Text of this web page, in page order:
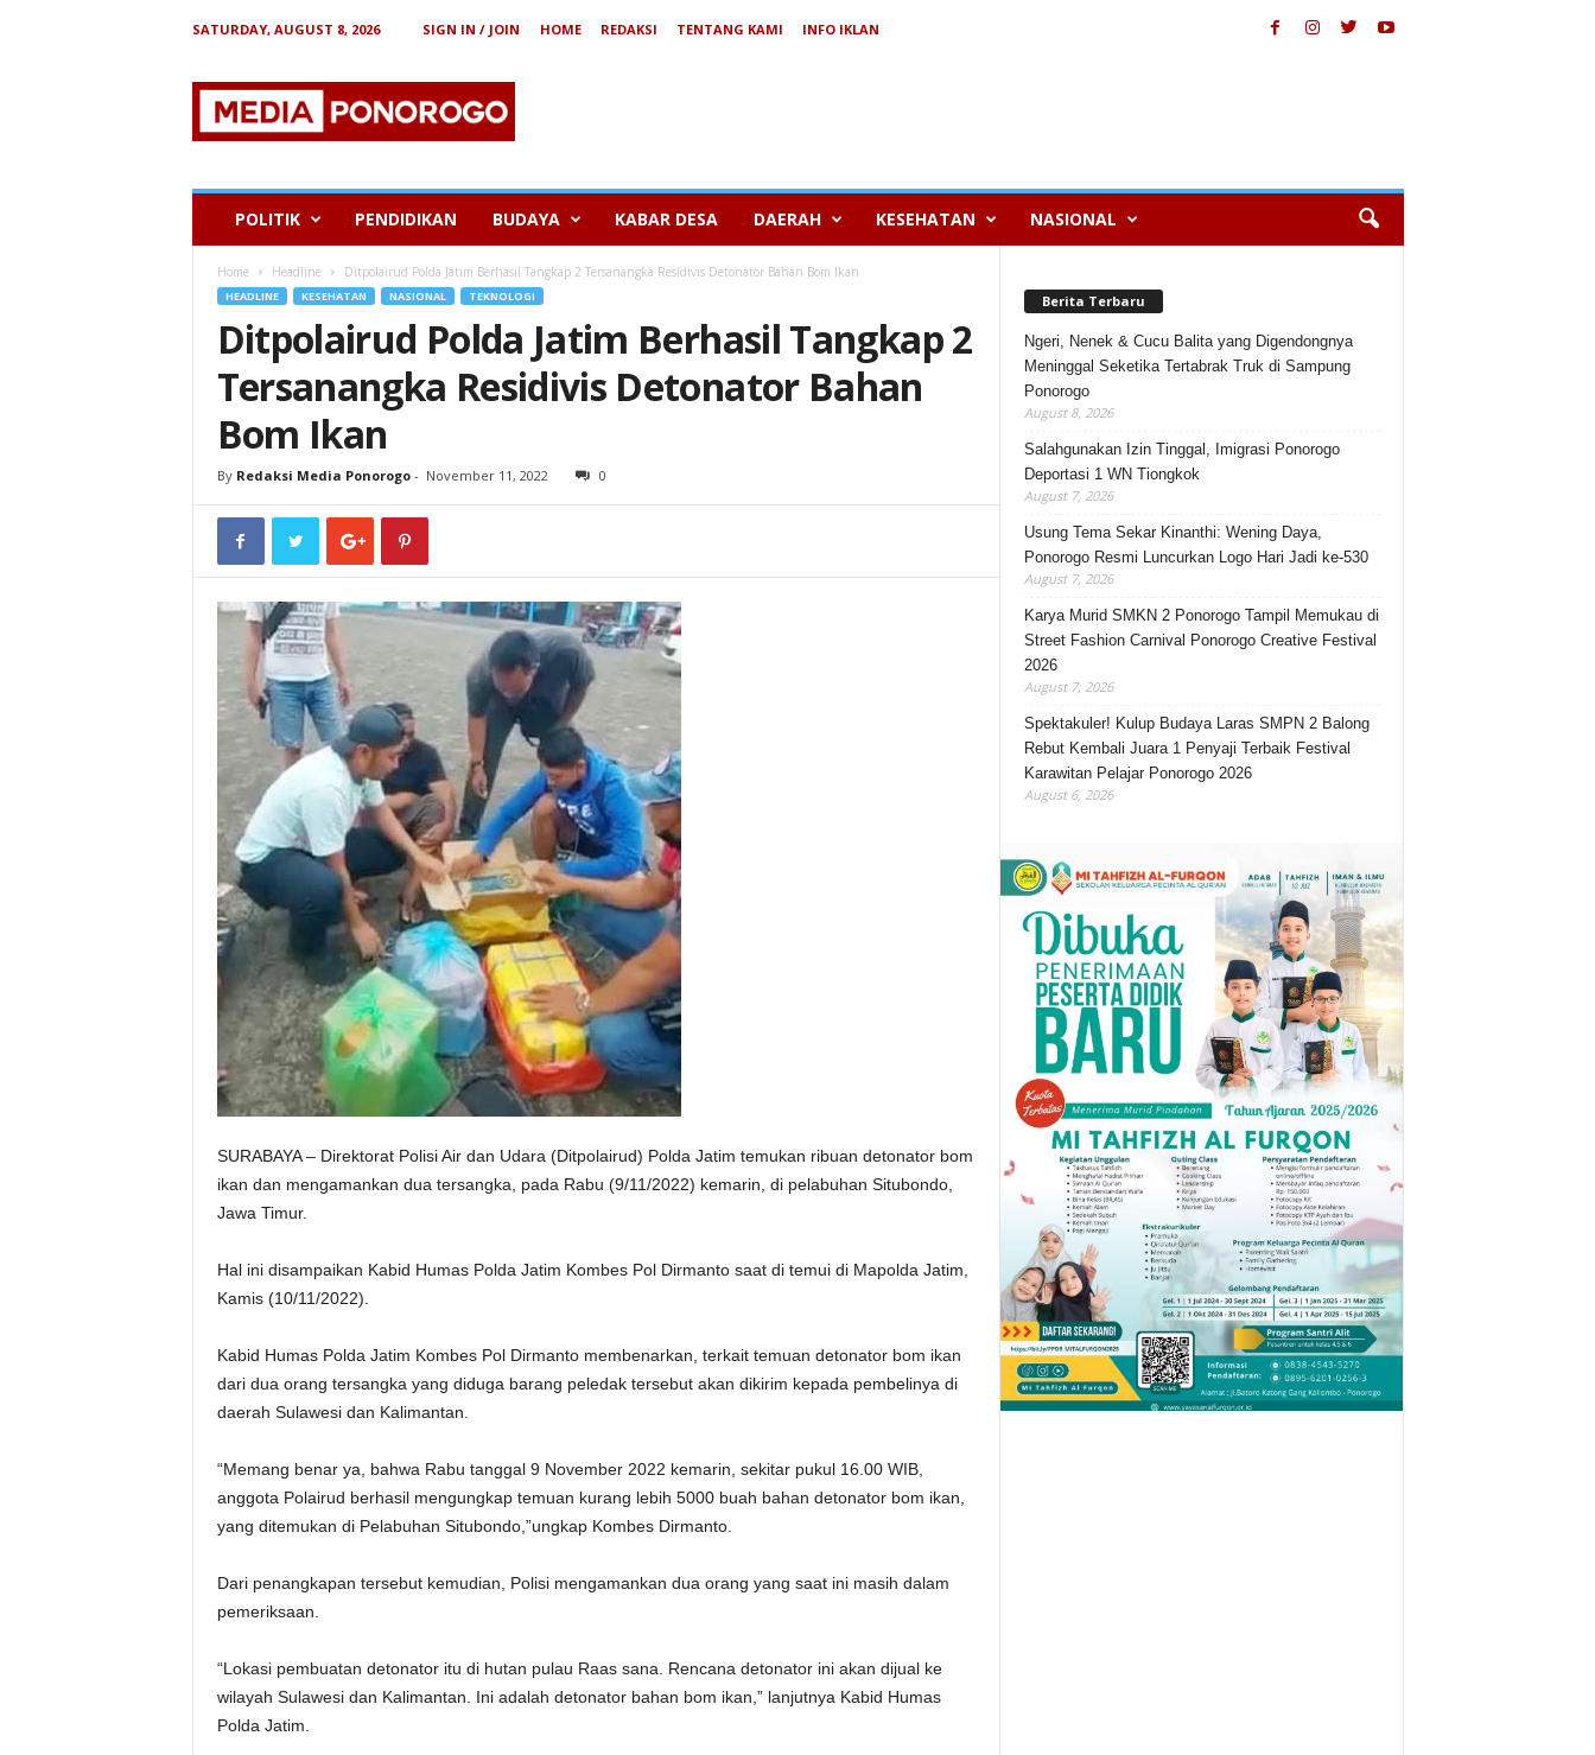
SATURDAY, AUGUST 8, 2026 SIGN IN / JOIN HOME REDAKSI TENTANG KAMI
INFO IKLAN
e
POLITIK PENDIDIKAN BUDAYA KABAR DESA DAERAH KESEHATAN NASIONAL
Home Headline Ditpolairud Polda Jatim Berhasil Tangkap 2 Tersanangka Residivis Detonator Bahan Bom Ikan
HEADLINE KESEHATAN NASIONAL TEKNOLOGI
Ditpolairud Polda Jatim Berhasil Tangkap 2
Tersanangka Residivis Detonator Bahan
Bom Ikan
By Redaksi Media Ponorogo- November 11, 2022 0
SURABAYA – Direktorat Polisi Air dan Udara (Ditpolairud) Polda Jatim temukan ribuan detonator bom
ikan dan mengamankan dua tersangka, pada Rabu (9/11/2022) kemarin, di pelabuhan Situbondo,
Jawa Timur.
Hal ini disampaikan Kabid Humas Polda Jatim Kombes Pol Dirmanto saat di temui di Mapolda Jatim,
Kamis (10/11/2022).
Kabid Humas Polda Jatim Kombes Pol Dirmanto membenarkan, terkait temuan detonator bom ikan
dari dua orang tersangka yang diduga barang peledak tersebut akan dikirim kepada pembelinya di
daerah Sulawesi dan Kalimantan.
“Memang benar ya, bahwa Rabu tanggal 9 November 2022 kemarin, sekitar pukul 16.00 WIB,
anggota Polairud berhasil mengungkap temuan kurang lebih 5000 buah bahan detonator bom ikan,
yang ditemukan di Pelabuhan Situbondo,”ungkap Kombes Dirmanto.
Dari penangkapan tersebut kemudian, Polisi mengamankan dua orang yang saat ini masih dalam
pemeriksaan.
“Lokasi pembuatan detonator itu di hutan pulau Raas sana. Rencana detonator ini akan dijual ke
wilayah Sulawesi dan Kalimantan. Ini adalah detonator bahan bom ikan,” lanjutnya Kabid Humas
Polda Jatim.
Berita Terbaru
Ngeri, Nenek & Cucu Balita yang Digendongnya
Meninggal Seketika Tertabrak Truk di Sampung
Ponorogo
August 8, 2026
Salahgunakan Izin Tinggal, Imigrasi Ponorogo
Deportasi 1 WN Tiongkok
August 7, 2026
Usung Tema Sekar Kinanthi: Wening Daya,
Ponorogo Resmi Luncurkan Logo Hari Jadi ke-530
August 7, 2026
Karya Murid SMKN 2 Ponorogo Tampil Memukau di
Street Fashion Carnival Ponorogo Creative Festival
2026
August 7, 2026
Spektakuler! Kulup Budaya Laras SMPN 2 Balong
Rebut Kembali Juara 1 Penyaji Terbaik Festival
Karawitan Pelajar Ponorogo 2026
August 6, 2026